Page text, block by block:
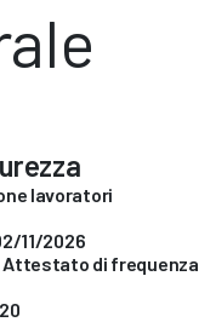
lavoratori
11/2026
Attestato di frequenza
20